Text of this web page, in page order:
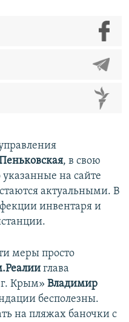
, в свою
указанные на сайте
актуальными. В
инвентаря и
меры просто
глава
Крым» Владимир
бесполезны.
на пляжах баночки с